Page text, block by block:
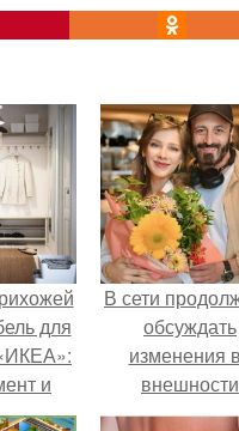
для
и
В сети
обсуждать
изменения
внешности
актрисы.